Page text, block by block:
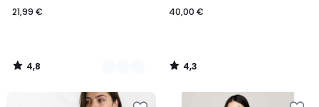
21,99 €
4,8
/
40,00 €
4,3
/